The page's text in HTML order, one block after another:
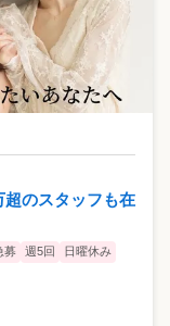
超のスタッフも在
募 週5回 日曜休み